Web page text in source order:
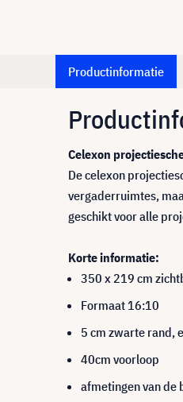
Productinformatie
Celexon
De celexon
vergaderruimtes,
geschikt voor alle
Korte informatie:
350 x 219 cm
Formaat 16:10
5 cm zwarte rand,
40cm voorloop
afmetingen van de